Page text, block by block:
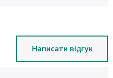
Написати відгук